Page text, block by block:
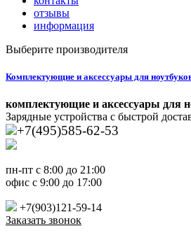
отзывы
информация
Выберите производителя
Комплектующие и аксессуары для
комплектующие и аксессуары для
Зарядные устройства с быстрой
+7(495)585-62-53
пн-пт с 8:00 до 21:00
офис с 9:00 до 17:00
+7(903)121-59-14
Заказать звонок